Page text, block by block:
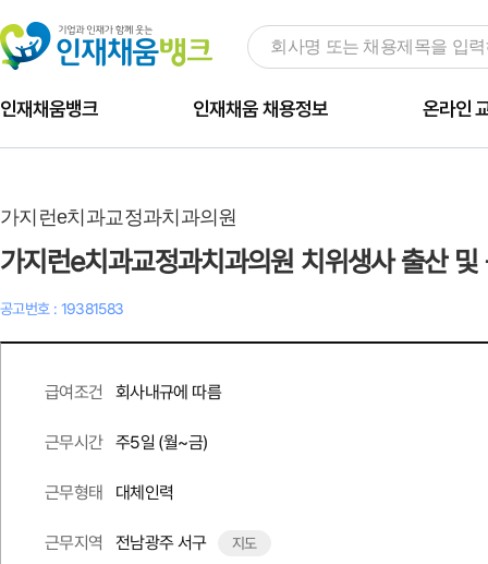
인재채움뱅크 인재채움 채용정보 온라인
가지런e치과교정과치과의원
가지런e치과교정과치과의원 치위생사 출산
공고번호 : 19381583
급여조건 회사내규에 따름
근무시간 주5일 (월~금)
근무형태 대체인력
근무지역 전남광주 서구 지도